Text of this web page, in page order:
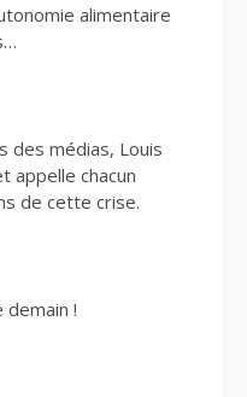
alimentaire
des médias, Louis
appelle chacun
de cette crise.
demain !